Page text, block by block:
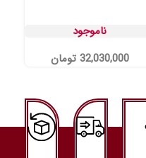
ناموجود
32,030,000 تومان